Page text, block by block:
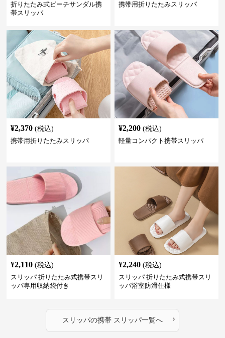
折りたたみ式ビーチサンダル携
帯スリッパ
携帯用折りたたみスリッパ
¥2,370 (税込)
携帯用折りたたみスリッパ
¥2,200 (税込)
軽量コンパクト携帯スリッパ
¥2,110 (税込)
スリッパ 折りたたみ式携帯スリ
ッパ専用収納袋付き
¥2,240 (税込)
スリッパ 折りたたみ式携帯スリ
ッパ浴室防滑仕様
スリッパの携帯 スリッパ一覧へ ›